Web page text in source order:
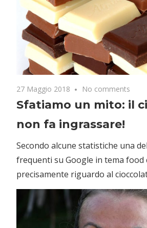
27 Maggio 2018 No comments
Sfatiamo un mito: il
non fa ingrassare!
Secondo alcune statistiche una
frequenti su Google in tema food
precisamente riguardo al